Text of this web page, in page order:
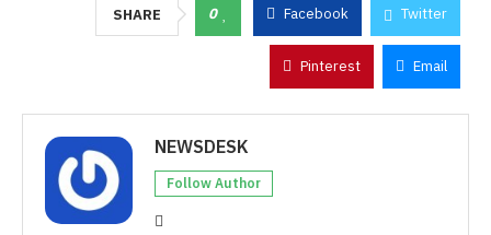
SHARE 0 Facebook Twitter
Pinterest Email
NEWSDESK
Follow Author